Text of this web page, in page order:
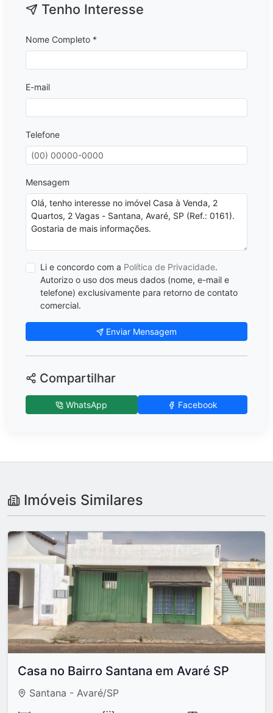
Tenho Interesse
Nome Completo *
E-mail
Telefone
Mensagem
Li e concordo com a Política de Privacidade.
Autorizo o uso dos meus dados (nome, e-mail e
telefone) exclusivamente para retorno de contato
comercial.
Enviar Mensagem
Compartilhar
WhatsApp Facebook
Imóveis Similares
Casa no Bairro Santana em Avaré SP
Santana - Avaré/SP